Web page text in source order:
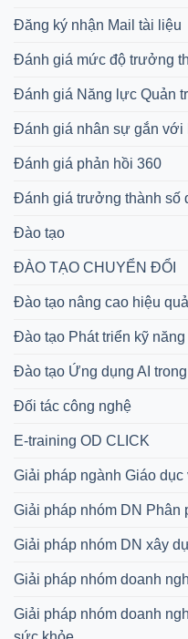
Đăng ký nhận Mail tài liệu
Đánh giá mức độ trưởng
Đánh giá Năng lực Quản
Đánh giá nhân sự gắn với
Đánh giá phản hồi 360
Đánh giá trưởng thành số
Đào tạo
ĐÀO TẠO CHUYỂN ĐỔI
Đào tạo nâng cao hiệu
Đào tạo Phát triển kỹ năng
Đào tạo Ứng dụng AI
Đối tác công nghệ
E-training OD CLICK
Giải pháp ngành Giáo
Giải pháp nhóm DN Phân
Giải pháp nhóm DN xây
Giải pháp nhóm doanh
Giải pháp nhóm doanh